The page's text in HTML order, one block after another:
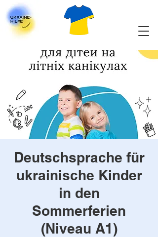
Deutschsprache für
ukrainische Kinder
in den
Sommerferien
(Niveau A1)